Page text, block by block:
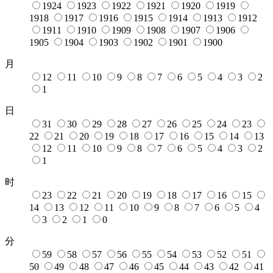
1924
1923 1922 1921 1920
1919
1918
1917 1916 1915 1914 1913
1912
1911
1910 1909 1908 1907
1906
1905
1904 1903 1902 1901 1900
月
12
11 10 9 8 7 6 5 4 3
2
1
日
31
30 29 28 27 26 25 24
23
22
21 20 19 18 17 16 15 14
13
12
11 10 9 8 7 6 5 4 3
2
1
时
23
22 21 20 19 18 17 16
15
14
13 12 11 10 9 8 7 6 5
4
3
2 1 0
分
59
58 57 56 55 54 53 52
51
50
49 48 47 46 45 44 43 42
41